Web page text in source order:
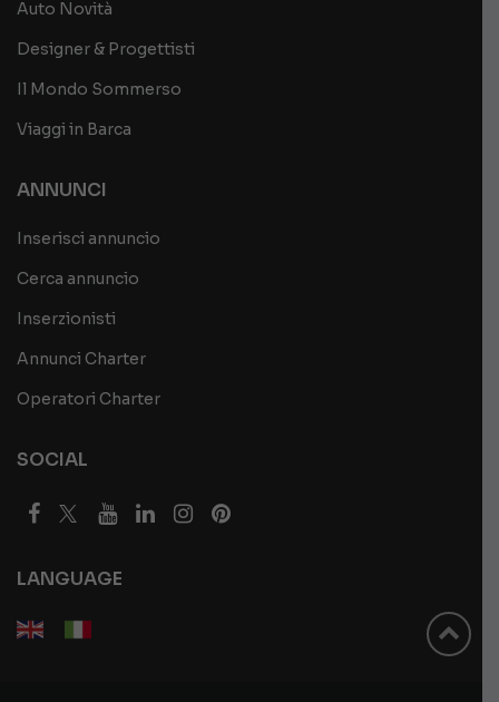
Auto Novità
Designer & Progettisti
Il Mondo Sommerso
Viaggi in Barca
ANNUNCI
Inserisci annuncio
Cerca annuncio
Inserzionisti
Annunci Charter
Operatori Charter
SOCIAL
LANGUAGE